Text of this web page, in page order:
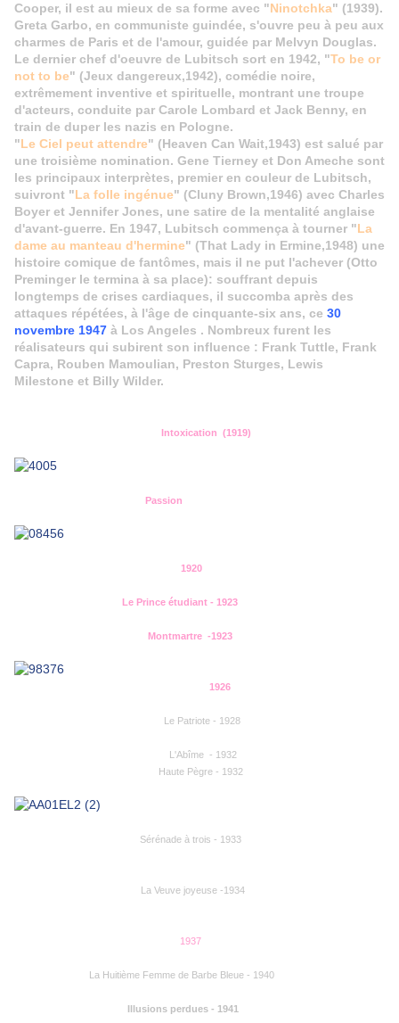
Cooper, il est au mieux de sa forme avec "Ninotchka" (1939).
Greta Garbo, en communiste guindée, s'ouvre peu à peu aux
charmes de Paris et de l'amour, guidée par Melvyn Douglas.
Le dernier chef d'oeuvre de Lubitsch sort en 1942, "To be or
not to be" (Jeux dangereux,1942), comédie noire,
extrêmement inventive et spirituelle, montrant une troupe
d'acteurs, conduite par Carole Lombard et Jack Benny, en
train de duper les nazis en Pologne.
"Le Ciel peut attendre" (Heaven Can Wait,1943) est salué par
une troisième nomination. Gene Tierney et Don Ameche sont
les principaux interprètes, premier en couleur de Lubitsch,
suivront "La folle ingénue" (Cluny Brown,1946) avec Charles
Boyer et Jennifer Jones, une satire de la mentalité anglaise
d'avant-guerre. En 1947, Lubitsch commença à tourner "La
dame au manteau d'hermine" (That Lady in Ermine,1948) une
histoire comique de fantômes, mais il ne put l'achever (Otto
Preminger le termina à sa place): souffrant depuis
longtemps de crises cardiaques, il succomba après des
attaques répétées, à l'âge de cinquante-six ans, ce 30
novembre 1947 à Los Angeles . Nombreux furent les
réalisateurs qui subirent son influence : Frank Tuttle, Frank
Capra, Rouben Mamoulian, Preston Sturges, Lewis
Milestone et Billy Wilder.
Intoxication (1919)
Passion
1920
Le Prince étudiant - 1923
Montmartre -1923
1926
Le Patriote - 1928
L'Abîme - 1932
Haute Pègre - 1932
Sérénade à trois - 1933
La Veuve joyeuse -1934
1937
La Huitième Femme de Barbe Bleue - 1940
Illusions perdues - 1941